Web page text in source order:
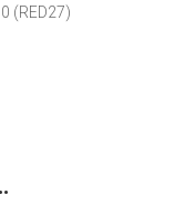
(RED27)